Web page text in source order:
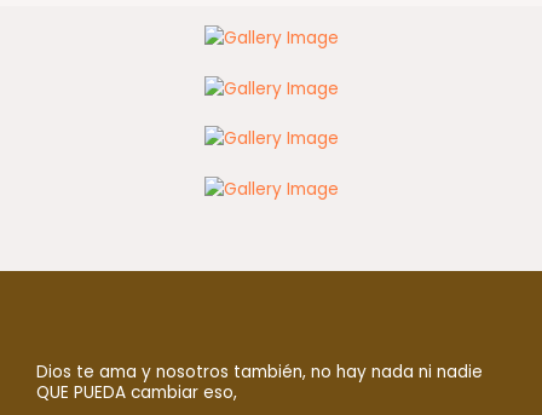
Dios te ama y nosotros también, no hay nada ni nadie
QUE PUEDA cambiar eso,